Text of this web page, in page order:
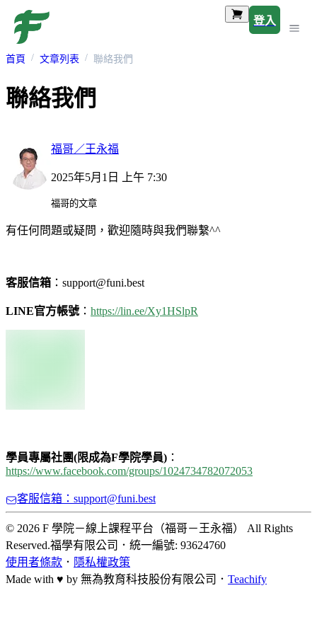
登入
首頁 文章列表 聯絡我們
聯絡我們
福哥／王永福
2025年5月1日 上午 7:30
福哥的文章
有任何問題或疑問，歡迎隨時與我們聯繫^^
客服信箱 ： support@funi.best
LINE官方帳號： https://lin.ee/Xy1HSlpR
學員專屬社團(限成為F學院學員) ：
https://www.facebook.com/groups/1024734782072053
客服信箱：support@funi.best
© 2026 F 學院－線上課程平台（福哥－王永福） All Rights
Reserved.福學有限公司 ． 統一編號: 93624760
使用者條款 ． 隱私權政策
Made with ♥ by 無為教育科技股份有限公司． Teachify